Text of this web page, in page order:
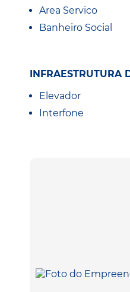
Area Servico
Banheiro Social
INFRAESTRUTURA
Elevador
Interfone